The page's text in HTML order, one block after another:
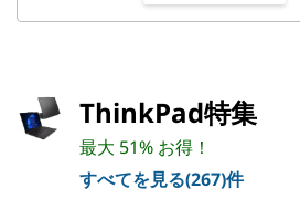
ThinkPad特集
最大 51% お得！
すべてを見る(267)件